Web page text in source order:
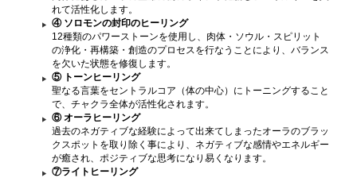
れて活性化します。
④ ソロモンの封印のヒーリング
12種類のパワーストーンを使用し、肉体・ソウル・スピリット
の浄化・再構築・創造のプロセスを行なうことにより、バランス
を欠いた状態を修復します。
⑤ トーンヒーリング
聖なる言葉をセントラルコア（体の中心）にトーニングすること
で、チャクラ全体が活性化されます。
⑥ オーラヒーリング
過去のネガティブな経験によって出来てしまったオーラのブラッ
クスポットを取り除く事により、ネガティブな感情やエネルギー
が癒され、ポジティブな思考になり易くなります。
⑦ライトヒーリング